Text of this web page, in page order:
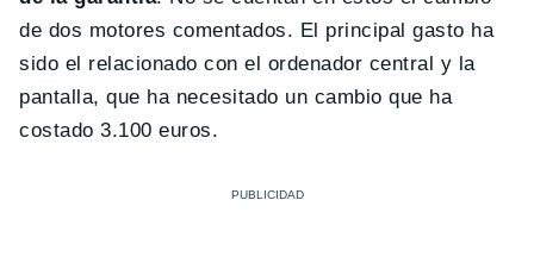
de dos motores comentados. El principal gasto ha
sido el relacionado con el ordenador central y la
pantalla, que ha necesitado un cambio que ha
costado 3.100 euros.